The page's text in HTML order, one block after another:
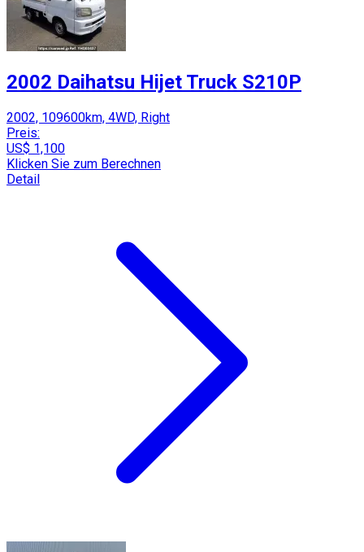
2002 Daihatsu Hijet Truck S210P
2002, 109600km, 4WD, Right
Preis:
US$ 1,100
Klicken Sie zum Berechnen
Detail